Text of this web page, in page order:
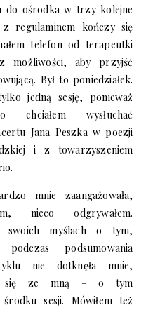
do ośrodka w trzy kolejne
regulaminem kończy się
telefon od terapeutki
możliwości, aby przyjść
Był to poniedziałek.
jedną sesję, ponieważ
chciałem wysłuchać
Jana Peszka w poezji
i z towarzyszeniem
mnie zaangażowała,
nieco odgrywałem.
swoich myślach o tym,
podsumowania
nie dotknęła mnie,
się ze mną – o tym
sesji. Mówiłem też